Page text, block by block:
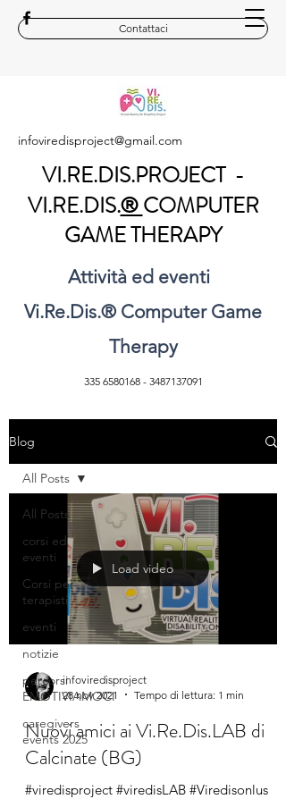
Contattaci
VI.RE.DIS.PROJECT -
VI.RE.DIS.® COMPUTER
GAME THERAPY
335 6580168- 3487137091
Attività ed eventi
Vi.Re.Dis.® Computer Game
Therapy
infoviredisproject@gmail.com
Blog
All Posts
corsi ed
eventi
Corsi per
terapisti
eventi
notizie
percorsi
EMOTIVIAMOCI
caregivers
events 2025
All Posts
Load video
infoviredisproject
28 nov 2021
Tempo di lettura: 1 min
Nuovi amici ai Vi.Re.Dis.LAB di
Calcinate (BG)
#viredisproject #viredisLAB #Viredisonlus